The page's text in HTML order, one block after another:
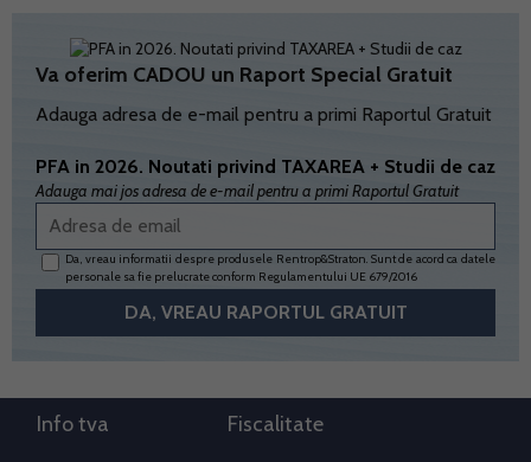
Va oferim CADOU un Raport Special Gratuit
Adauga adresa de e-mail pentru a primi Raportul Gratuit
PFA in 2026. Noutati privind TAXAREA + Studii de caz
Adauga mai jos adresa de e-mail pentru a primi Raportul Gratuit
Da, vreau informatii despre produsele Rentrop&Straton. Sunt de acord ca datele
personale sa fie prelucrate conform Regulamentului UE 679/2016
Info tva Fiscalitate